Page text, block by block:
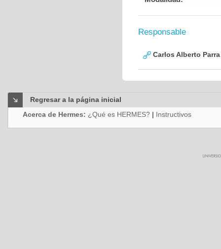
Responsable
Carlos Alberto
Regresar a la página inicial
Acerca de Hermes: ¿Qué es HERMES? | Instructivos